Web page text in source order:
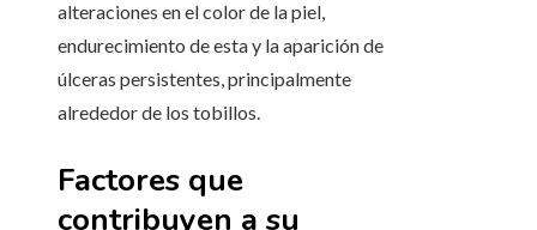
alteraciones en el color de la piel,
endurecimiento de esta y la aparición de
úlceras persistentes, principalmente
alrededor de los tobillos.
Factores que
contribuyen a su